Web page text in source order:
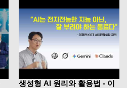
생성형 AI 원리와 활용법 - 이